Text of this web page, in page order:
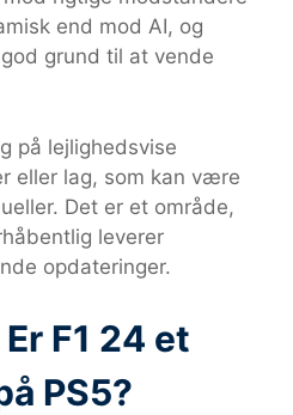
end mod AI, og
grund til at vende
på lejlighedsvise
eller lag, som kan være
Det er et område,
leverer
opdateringer.
F1 24 et
PS5?